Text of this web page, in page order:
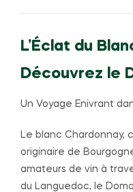
L’Éclat du
Découvrez le
Un Voyage Enivrant
Le blanc Chardonnay,
originaire de
amateurs de vin à
du Languedoc, le